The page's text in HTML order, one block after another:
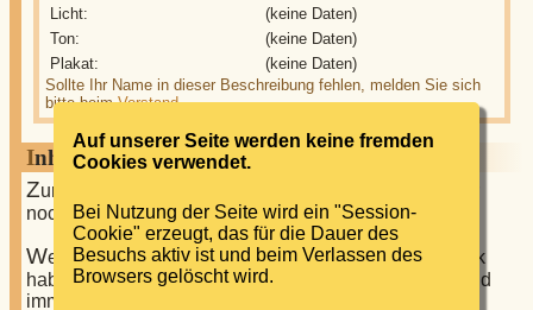
Licht:
(keine Daten)
Ton:
(keine Daten)
Plakat:
(keine Daten)
Sollte Ihr Name in dieser Beschreibung fehlen, melden Sie sich
bitte beimVorstand.
Inhalt
Zur Zeit ist für dieses Stück kein Text vorhanden, oder
noch nicht aus dem Archiv aufgetaucht.
Wenn Sie interessante Informationen zu diesem Stück
haben, können Sie sich gerne bei uns melden. Wir sind
immer dankbar für zusätzliche Informationen.
Auf unserer Seite werden keine fremden
Cookies verwendet.
Bei Nutzung der Seite wird ein "Session-
Cookie" erzeugt, das für die Dauer des
Besuchs aktiv ist und beim Verlassen des
Browsers gelöscht wird.